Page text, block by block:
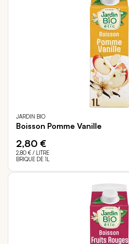
JARDIN BIO
Boisson Pomme Vanille
2,80 €
2,80 € / LITRE
BRIQUE DE 1L